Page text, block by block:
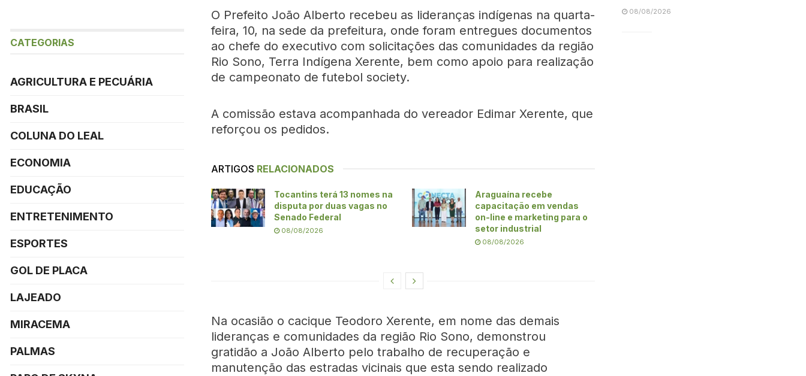
O Prefeito João Alberto recebeu as lideranças indígenas na quarta-
feira, 10, na sede da prefeitura, onde foram entregues documentos
ao chefe do executivo com solicitações das comunidades da região
Rio Sono, Terra Indígena Xerente, bem como apoio para realização
de campeonato de futebol society.
A comissão estava acompanhada do vereador Edimar Xerente, que
reforçou os pedidos.
ARTIGOS RELACIONADOS
Tocantins terá 13 nomes na
disputa por duas vagas no
Senado Federal
08/08/2026
Araguaína recebe
capacitação em vendas
on-line e marketing para o
setor industrial
08/08/2026
Na ocasião o cacique Teodoro Xerente, em nome das demais
lideranças e comunidades da região Rio Sono, demonstrou
gratidão a João Alberto pelo trabalho de recuperação e
manutenção das estradas vicinais que esta sendo realizado
CATEGORIAS
AGRICULTURA E PECUÁRIA
BRASIL
COLUNA DO LEAL
ECONOMIA
EDUCAÇÃO
ENTRETENIMENTO
ESPORTES
GOL DE PLACA
LAJEADO
MIRACEMA
PALMAS
08/08/2026